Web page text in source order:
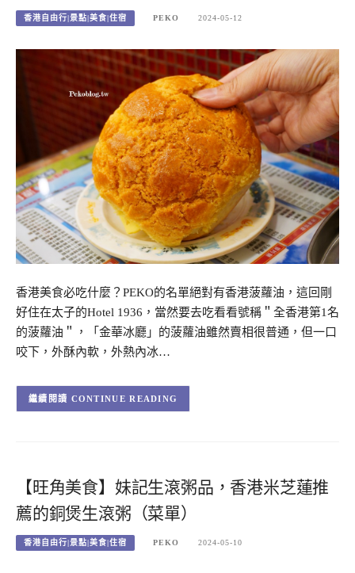
香港自由行|景點|美食|住宿 PEKO 2024-05-12
香港美食必吃什麼？PEKO的名單絕對有香港菠蘿油，這回剛
好住在太子的Hotel 1936，當然要去吃看看號稱＂全香港第1名
的菠蘿油＂，「金華冰廳」的菠蘿油雖然賣相很普通，但一口
咬下，外酥內軟，外熱內冰…
CONTINUE READING
【旺角美食】妹記生滾粥品，香港米芝蓮推
薦的銅煲生滾粥（菜單）
香港自由行|景點|美食|住宿 PEKO 2024-05-10